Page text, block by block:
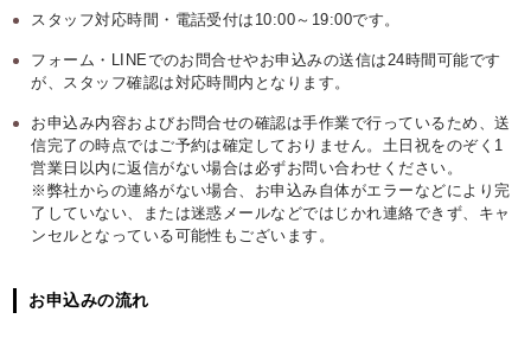
スタッフ対応時間・電話受付は10:00～19:00です。
フォーム・LINEでのお問合せやお申込みの送信は24時間可能です
が、スタッフ確認は対応時間内となります。
お申込み内容およびお問合せの確認は手作業で行っているため、送
信完了の時点ではご予約は確定しておりません。土日祝をのぞく1
営業日以内に返信がない場合は必ずお問い合わせください。
※弊社からの連絡がない場合、お申込み自体がエラーなどにより完
了していない、または迷惑メールなどではじかれ連絡できず、キャ
ンセルとなっている可能性もございます。
お申込みの流れ